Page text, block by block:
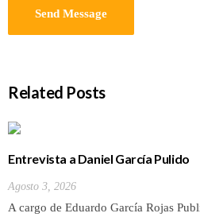
Related Posts
Entrevista a Daniel García Pulido
Agosto 3, 2026
A cargo de Eduardo García Rojas